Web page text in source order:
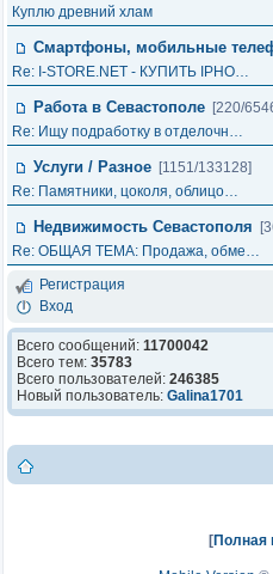
Куплю древний хлам
Смартфоны, мобильные
Re: I-STORE.NET - КУПИТЬ IPHO…
Работа в Севастополе [220/
Re: Ищу подработку в отделочн…
Услуги / Разное [1151/133128]
Re: Памятники, цоколя, облицо…
Недвижимость Севастополя
Re: ОБЩАЯ ТЕМА: Продажа, обме…
Регистрация
Вход
Всего сообщений: 11700042
Всего тем: 35783
Всего пользователей: 246385
Новый пользователь: Galina1701
[Полная